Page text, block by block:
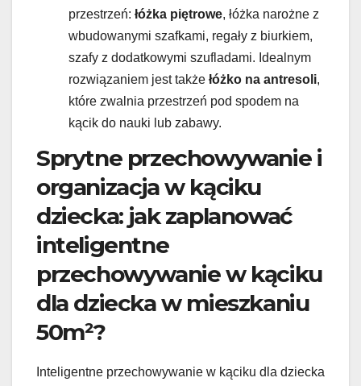
przestrzeń: łóżka piętrowe, łóżka narożne z
wbudowanymi szafkami, regały z biurkiem,
szafy z dodatkowymi szufladami. Idealnym
rozwiązaniem jest także łóżko na antresoli,
które zwalnia przestrzeń pod spodem na
kącik do nauki lub zabawy.
Sprytne przechowywanie i
organizacja w kąciku
dziecka: jak zaplanować
inteligentne
przechowywanie w kąciku
dla dziecka w mieszkaniu
50m²?
Inteligentne przechowywanie w kąciku dla dziecka